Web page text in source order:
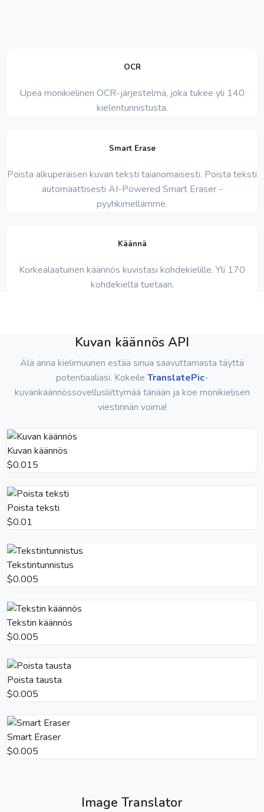
OCR
Upea monikielinen OCR-järjestelmä, joka tukee yli 140
kielentunnistusta.
Smart Erase
Poista alkuperäisen kuvan teksti taianomaisesti. Poista teksti
automaattisesti AI-Powered Smart Eraser -
pyyhkimellämme.
Käännä
Korkealaatuinen käännös kuvistasi kohdekielille. Yli 170
kohdekieltä tuetaan.
Kuvan käännös API
Älä anna kielimuurien estää sinua saavuttamasta täyttä
potentiaaliasi. Kokeile TranslatePic-
kuvankäännössovellusliittymää tänään ja koe monikielisen
viestinnän voima!
Kuvan käännös
$0.015
Poista teksti
$0.01
Tekstintunnistus
$0.005
Tekstin käännös
$0.005
Poista tausta
$0.005
Smart Eraser
$0.005
Image Translator